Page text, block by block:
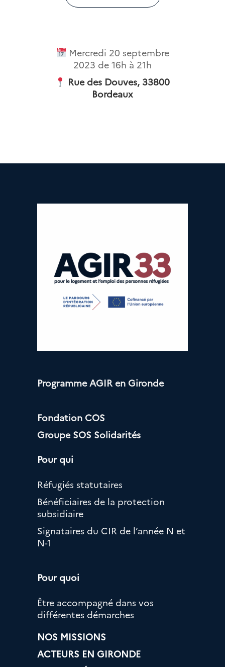
Mercredi 20 septembre
2023 de 16h à 21h
Rue des Douves, 33800
Bordeaux
Programme AGIR en Gironde
Fondation COS
Groupe SOS Solidarités
Pour qui
Réfugiés statutaires
Bénéficiaires de la protection
subsidiaire
Signataires du CIR de l’année N et
N-1
Pour quoi
Être accompagné dans vos
différentes démarches
NOS MISSIONS
ACTEURS EN GIRONDE